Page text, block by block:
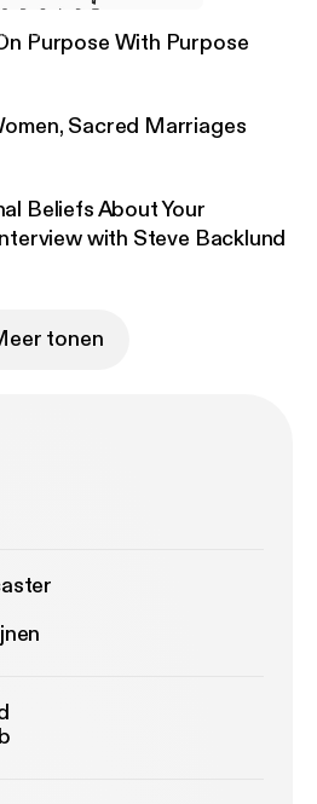
Podcast
Purpose With Purpose
Sacred Marriages
Beliefs About Your
with Steve Backlund
tonen